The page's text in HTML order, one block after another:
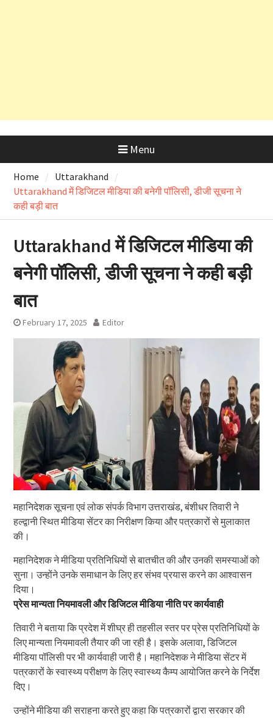
Menu
Home
Uttarakhand
Uttarakhand में डिजिटल मीडिया की बनेगी पॉलिसी, डीजी सूचना ने
कही बड़ी बात
Uttarakhand में डिजिटल मीडिया की
बनेगी पॉलिसी, डीजी सूचना ने कही बड़ी
बात
February 17, 2025 Editor
महानिदेशक सूचना एवं लोक संपर्क विभाग उत्तराखंड, बंशीधर तिवारी ने
हल्द्वानी स्थित मीडिया सेंटर का निरीक्षण किया और पत्रकारों से मुलाकात
की।
महानिदेशक ने मीडिया प्रतिनिधियों से बातचीत की और उनकी समस्याओं को
सुना। उन्होंने उनके समाधान के लिए हर संभव प्रयास करने का आश्वासन
दिया।
प्रेस मान्यता नियमावली और डिजिटल मीडिया नीति पर कार्यवाही
तिवारी ने बताया कि प्रदेश में शीघ्र ही तहसील स्तर पर प्रेस प्रतिनिधियों के
लिए मान्यता नियमावली तैयार की जा रही है। इसके अलावा, डिजिटल
मीडिया पॉलिसी पर भी कार्यवाही जारी है। महानिदेशक ने मीडिया सेंटर में
पत्रकारों के स्वास्थ्य परीक्षण के लिए स्वास्थ्य कैम्प आयोजित करने के निर्देश
दिए।
उन्होंने मीडिया की सराहना करते हुए कहा कि पत्रकारों द्वारा सरकार की